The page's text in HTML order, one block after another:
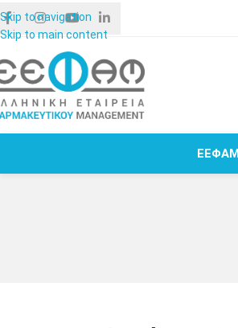
Skip to navigation
Skip to main content